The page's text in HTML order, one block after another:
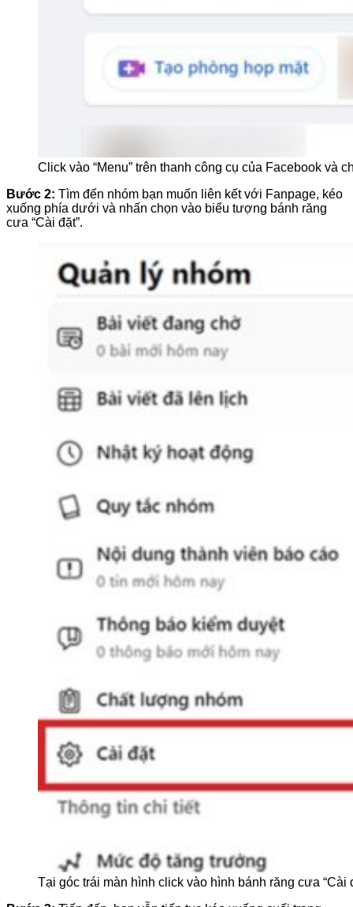
Click vào “Menu” trên thanh công cụ của Facebook và
Bước 2: Tìm đến nhóm bạn muốn liên kết với Fanpage, kéo
xuống phía dưới và nhấn chọn vào biểu tượng bánh răng
cưa “Cài đặt”.
Tại góc trái màn hình click vào hình bánh răng cưa “Cài